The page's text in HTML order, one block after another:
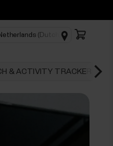
& ACTIVITY TRACKER